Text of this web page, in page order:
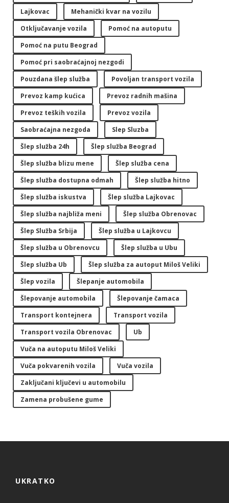
Lajkovac
Mehanički kvar na vozilu
Otključavanje vozila
Pomoć na autoputu
Pomoć na putu Beograd
Pomoć pri saobraćajnoj nezgodi
Pouzdana šlep služba
Povoljan transport vozila
Prevoz kamp kućica
Prevoz radnih mašina
Prevoz teških vozila
Prevoz vozila
Saobraćajna nezgoda
Slep Sluzba
Šlep služba 24h
Šlep služba Beograd
Šlep služba blizu mene
Šlep služba cena
Šlep služba dostupna odmah
Šlep služba hitno
Šlep služba iskustva
Šlep služba Lajkovac
Šlep služba najbliža meni
Šlep služba Obrenovac
Šlep Služba Srbija
Šlep služba u Lajkovcu
Šlep služba u Obrenovcu
Šlep služba u Ubu
Šlep služba Ub
Šlep služba za autoput Miloš Veliki
Šlep vozila
Šlepanje automobila
Šlepovanje automobila
Šlepovanje čamaca
Transport kontejnera
Transport vozila
Transport vozila Obrenovac
Ub
Vuča na autoputu Miloš Veliki
Vuča pokvarenih vozila
Vuča vozila
Zaključani ključevi u automobilu
Zamena probušene gume
UKRATKO